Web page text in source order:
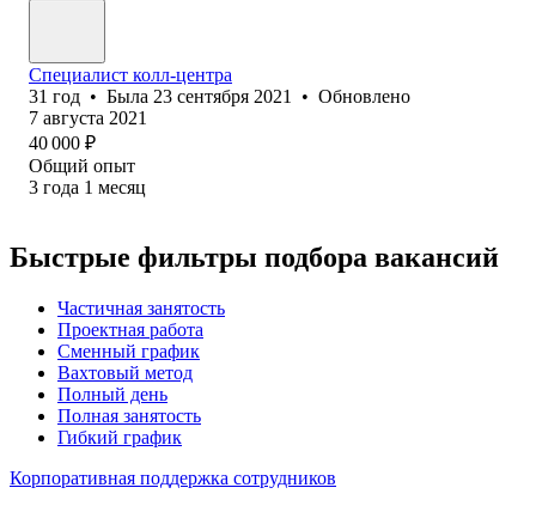
Специалист колл-центра
31 год • Была 23 сентября 2021 • Обновлено
7 августа 2021
40 000 ₽
Общий опыт
3 года 1 месяц
Быстрые фильтры подбора вакансий
Частичная занятость
Проектная работа
Сменный график
Вахтовый метод
Полный день
Полная занятость
Гибкий график
Корпоративная поддержка сотрудников